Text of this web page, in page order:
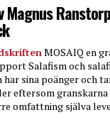
Magnus
MOSAIQ en
Salafism och
har sina poänger och
eftersom granskarna
omfattning själva